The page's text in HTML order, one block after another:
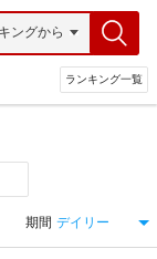
ランキング一覧
期間